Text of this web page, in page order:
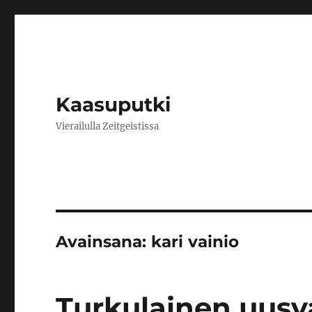
Kaasuputki
Vierailulla Zeitgeistissa
Avainsana: kari vainio